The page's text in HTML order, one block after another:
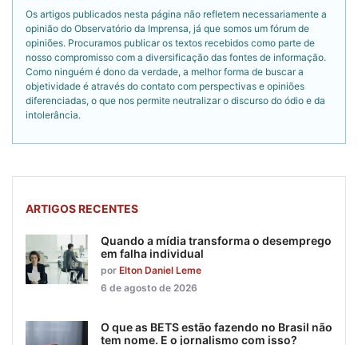
Os artigos publicados nesta página não refletem necessariamente a
opinião do Observatório da Imprensa, já que somos um fórum de
opiniões. Procuramos publicar os textos recebidos como parte de
nosso compromisso com a diversificação das fontes de informação.
Como ninguém é dono da verdade, a melhor forma de buscar a
objetividade é através do contato com perspectivas e opiniões
diferenciadas, o que nos permite neutralizar o discurso do ódio e da
intolerância.
ARTIGOS RECENTES
Quando a mídia transforma o desemprego
em falha individual
por Elton Daniel Leme
6 de agosto de 2026
O que as BETS estão fazendo no Brasil não
tem nome. E o jornalismo com isso?